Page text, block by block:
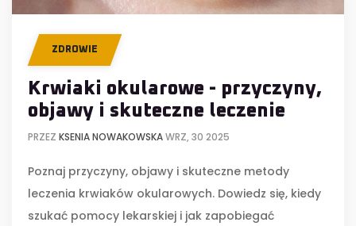
ZDROWIE
Krwiaki okularowe - przyczyny,
objawy i skuteczne leczenie
PRZEZ KSENIA NOWAKOWSKAWRZ, 30 2025
Poznaj przyczyny, objawy i skuteczne metody
leczenia krwiaków okularowych. Dowiedz się, kiedy
szukać pomocy lekarskiej i jak zapobiegać